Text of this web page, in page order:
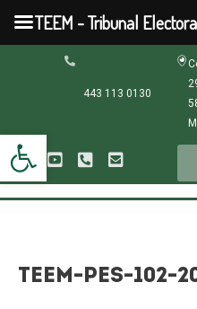
Abrir barra de herramientas
contenido
443 113 0130
TEEM-PES-102-
TEEM - Tribunal